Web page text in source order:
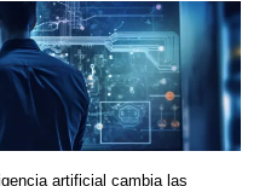
artificial cambia las